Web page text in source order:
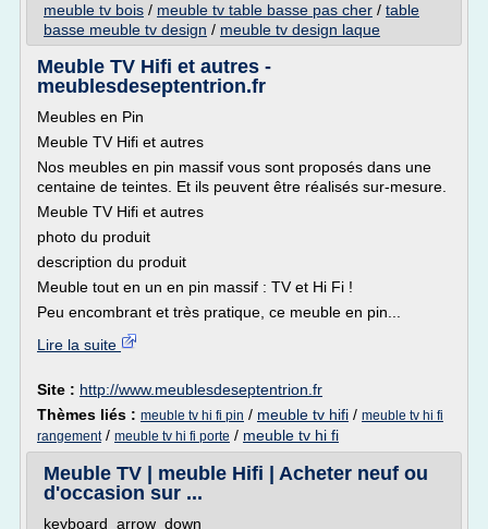
meuble tv bois / meuble tv table basse pas cher / table
basse meuble tv design / meuble tv design laque
Meuble TV Hifi et autres -
meublesdeseptentrion.fr
Meubles en Pin
Meuble TV Hifi et autres
Nos meubles en pin massif vous sont proposés dans une
centaine de teintes. Et ils peuvent être réalisés sur-mesure.
Meuble TV Hifi et autres
photo du produit
description du produit
Meuble tout en un en pin massif : TV et Hi Fi !
Peu encombrant et très pratique, ce meuble en pin...
Lire la suite
Site : http://www.meublesdeseptentrion.fr
Thèmes liés : meuble tv hi fi pin / meuble tv hifi / meuble tv hi fi
rangement/ meuble tv hi fi porte / meuble tv hi fi
Meuble TV | meuble Hifi | Acheter neuf ou
d'occasion sur ...
keyboard_arrow_down